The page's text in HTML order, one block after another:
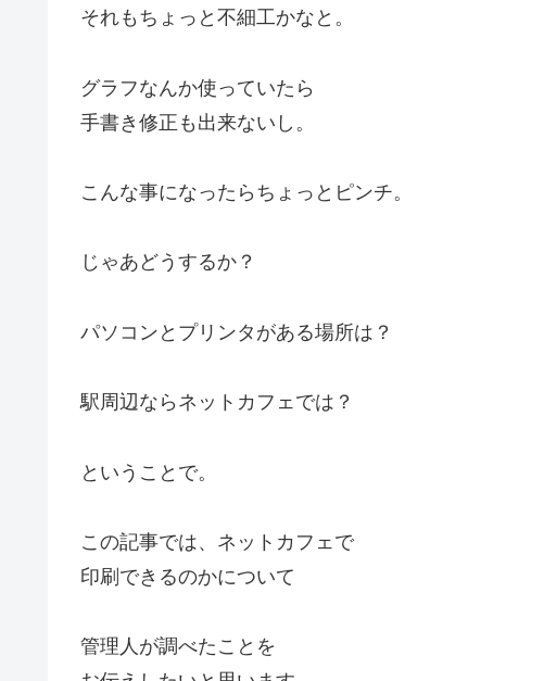
それもちょっと不細工かなと。
グラフなんか使っていたら
手書き修正も出来ないし。
こんな事になったらちょっとピンチ。
じゃあどうするか？
パソコンとプリンタがある場所は？
駅周辺ならネットカフェでは？
ということで。
この記事では、ネットカフェで
印刷できるのかについて
管理人が調べたことを